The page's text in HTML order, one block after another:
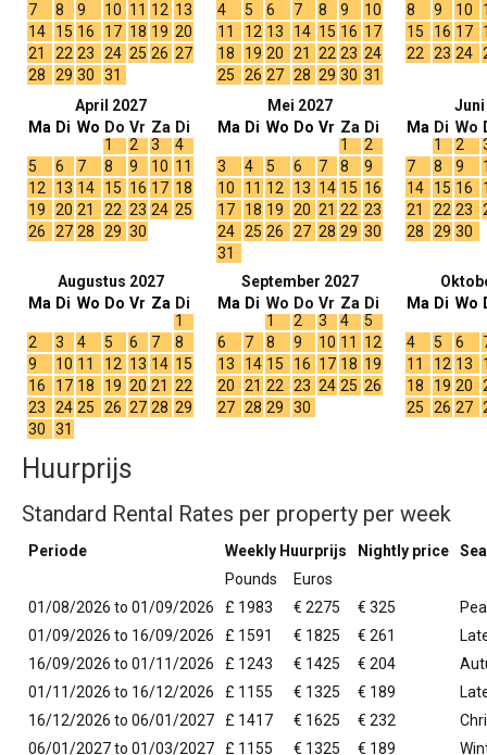
7
8 9 10 11 12 13
14
15 16 17 18 19 20
21
22 23 24 25 26 27
28
29 30 31
4
5 6 7 8 9
10
11
12 13 14 15 16 17
18
19 20 21 22 23 24
25
26 27 28 29 30 31
8
9 10
15
16 17
22
23 24
April 2027
Ma Di Wo Do
1
Vr
2
Za
3
Di
4
5
6 7 8 9 10 11
12
13 14 15 16 17 18
19
20 21 22 23 24 25
26
27 28 29 30
Mei 2027
Ma Di Wo Do Vr Za
1
Di
2
3
4 5 6 7 8
9
10
11 12 13 14 15 16
17
18 19 20 21 22 23
24 25 26 27 28 29 30
31
Juni
Ma Di
1
Wo
2
7
8 9
14
15 16
21
22 23
28
29 30
Augustus 2027
Ma Di Wo Do Vr Za Di
1
2
3 4 5 6 7
8
9
10 11 12 13 14 15
16
17 18 19 20 21 22
23
24 25 26 27 28 29
30
31
September 2027
Ma Di Wo
1
Do
2
Vr
3
Za
4
Di
5
6
7 8 9 10 11
12
13
14 15 16 17 18 19
20
21 22 23 24 25 26
27 28 29 30
Ma Di Wo
4 5 6
11
12 13
18
19 20
25
26 27
Huurprijs
Standard Rental Rates per property per week
Periode Weekly Huurprijs Nightly price
Pounds
Euros
01/08/2026 to 01/09/2026
£ 1983 € 2275 € 325
01/09/2026 to 16/09/2026
£ 1591 € 1825 € 261
16/09/2026 to 01/11/2026
£ 1243 € 1425 € 204
01/11/2026 to 16/12/2026
£ 1155 € 1325 € 189
16/12/2026 to 06/01/2027
£ 1417 € 1625 € 232
06/01/2027 to 01/03/2027
£ 1155 € 1325 € 189